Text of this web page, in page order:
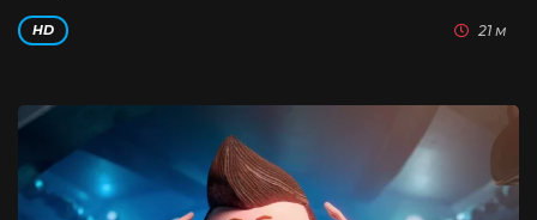
HD 21 м